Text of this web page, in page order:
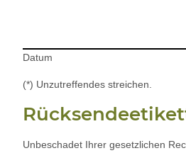
Datum
(*) Unzutreffendes streichen.
Unbeschadet Ihrer gesetzlichen